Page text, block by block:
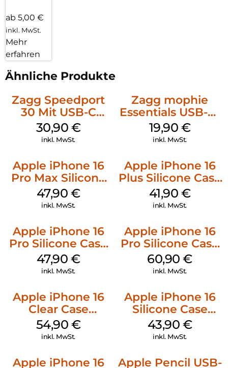
ab 5,00 €
inkl. MwSt.
Mehr
erfahren
Ähnliche Produkte
Zagg Speedport
30 Mit USB-C
Kabel Weiß
30,90 €
inkl. MwSt.
Zagg mophie
Essentials USB-C-
20W Charger PD
Weiß
19,90 €
inkl. MwSt.
Apple iPhone 16
Pro Max Silicone
Case MagSafe
Black
47,90 €
inkl. MwSt.
Apple iPhone 16
Plus Silicone Case
MagSafe Stone
Gray
41,90 €
inkl. MwSt.
Apple iPhone 16
Pro Silicone Case
MagSafe Denim
47,90 €
inkl. MwSt.
Apple iPhone 16
Pro Silicone Case
MagSafe Stone
Gray
60,90€
inkl. MwSt.
Apple iPhone 16
Clear Case
MagSafe
Transparent
54,90 €
inkl. MwSt.
Apple iPhone 16
Silicone Case
MagSafe Plum
43,90 €
inkl. MwSt.
Apple iPhone 16
Apple Pencil USB-